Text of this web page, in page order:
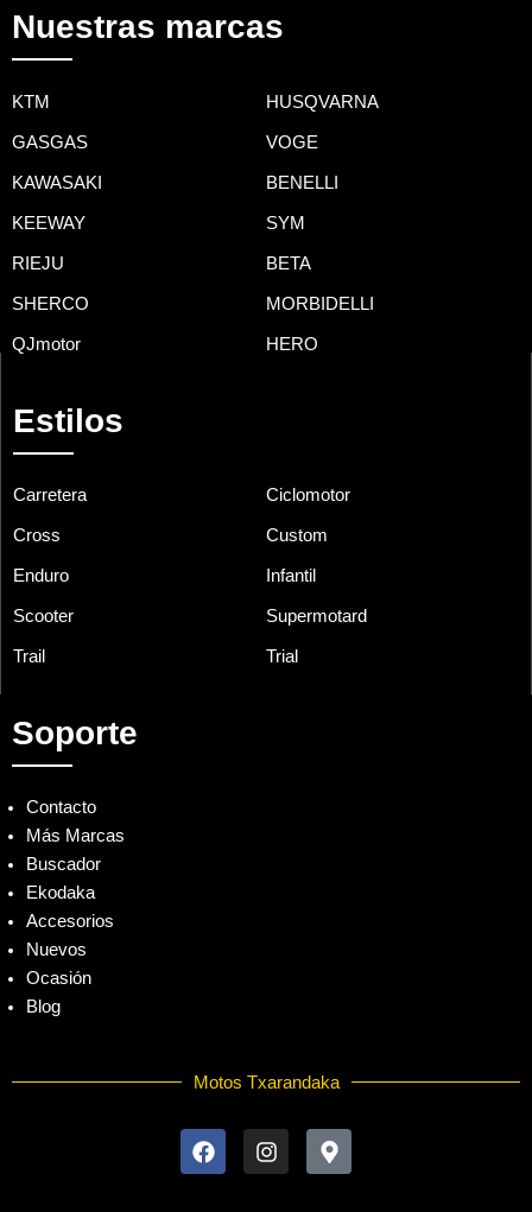
Nuestras marcas
KTM HUSQVARNA
GASGAS VOGE
KAWASAKI BENELLI
KEEWAY SYM
RIEJU BETA
SHERCO MORBIDELLI
QJmotor HERO
Estilos
Carretera Ciclomotor
Cross Custom
Enduro Infantil
Scooter Supermotard
Trail Trial
Soporte
Contacto
Más Marcas
Buscador
Ekodaka
Accesorios
Nuevos
Ocasión
Blog
Motos Txarandaka
a
c
n
s
a
p